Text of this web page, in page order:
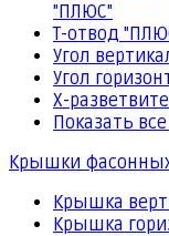
"ПЛЮС"
Т-отвод
Угол
Угол
Х-
Показать все
Крышки
Крышка
Крышка